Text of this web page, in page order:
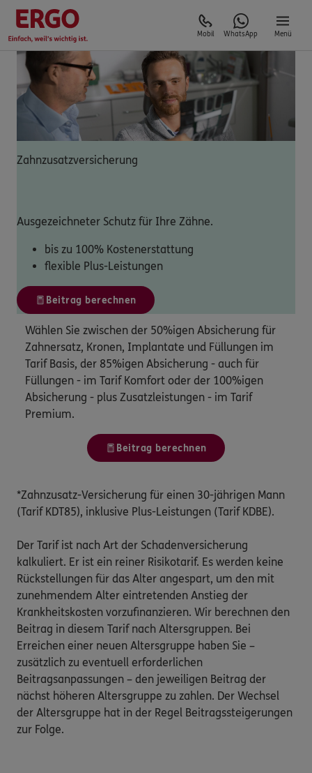
Mobil WhatsApp Menü
Zahnzusatzversicherung
Ausgezeichneter Schutz für Ihre Zähne.
bis zu 100% Kostenerstattung
flexible Plus-Leistungen
Beitrag berechnen
Wählen Sie zwischen der 50%igen Absicherung für
Zahnersatz, Kronen, Implantate und Füllungen im
Tarif Basis, der 85%igen Absicherung - auch für
Füllungen - im Tarif Komfort oder der 100%igen
Absicherung - plus Zusatzleistungen - im Tarif
Premium.
Beitrag berechnen
*Zahnzusatz-Versicherung für einen 30-jährigen Mann
(Tarif KDT85), inklusive Plus-Leistungen (Tarif KDBE).
Der Tarif ist nach Art der Schadenversicherung
kalkuliert. Er ist ein reiner Risikotarif. Es werden keine
Rückstellungen für das Alter angespart, um den mit
zunehmendem Alter eintretenden Anstieg der
Krankheitskosten vorzufinanzieren. Wir berechnen den
Beitrag in diesem Tarif nach Altersgruppen. Bei
Erreichen einer neuen Altersgruppe haben Sie –
zusätzlich zu eventuell erforderlichen
Beitragsanpassungen – den jeweiligen Beitrag der
nächst höheren Altersgruppe zu zahlen. Der Wechsel
der Altersgruppe hat in der Regel Beitragssteigerungen
zur Folge.